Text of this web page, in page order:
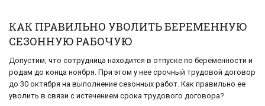
КАК ПРАВИЛЬНО УВОЛИТЬ БЕРЕМЕННУЮ
СЕЗОННУЮ РАБОЧУЮ
Допустим, что сотрудница находится в отпуске по беременности и
родам до конца ноября. При этом у нее срочный трудовой договор
до 30 октября на выполнение сезонных работ. Как правильно ее
уволить в связи с истечением срока трудового договора?